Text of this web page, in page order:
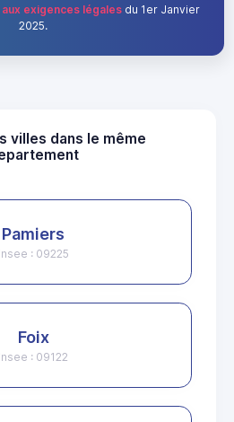
exigences légalesdu 1er Janvier
2025.
villes dans le même
Pamiers
Insee : 09225
Foix
Insee : 09122